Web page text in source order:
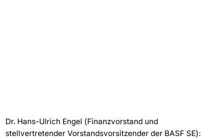
Dr. Hans-Ulrich Engel (Finanzvorstand und
stellvertretender Vorstandsvorsitzender der BASF SE):